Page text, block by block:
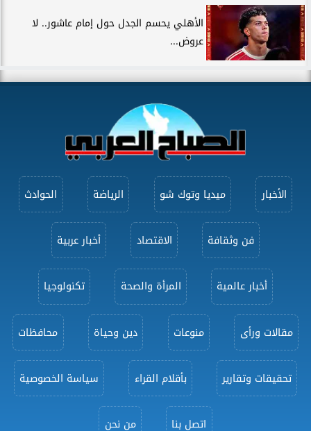
الأهلي يحسم الجدل حول إمام عاشور.. لا
عروض...
الأخبار ميديا وتوك شو الرياضة الحوادث
فن وثقافة الاقتصاد أخبار عربية
أخبار عالمية المرأة والصحة تكنولوجيا
مقالات ورأى منوعات دين وحياة محافظات
تحقيقات وتقارير بأقلام القراء سياسة الخصوصية
اتصل بنا من نحن